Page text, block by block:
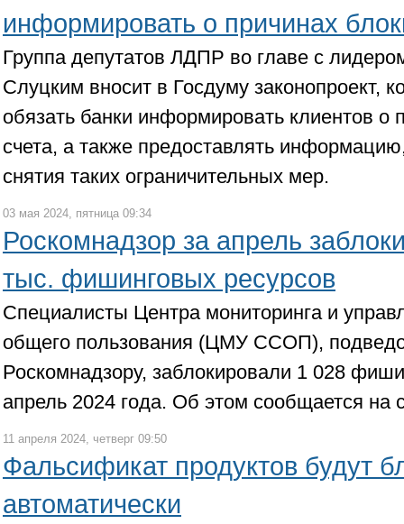
информировать о причинах
Группа депутатов ЛДПР во главе с
Слуцким вносит в Госдуму законопроект,
обязать банки информировать клиентов о
счета, а также предоставлять
снятия таких ограничительных мер.
03 мая 2024, пятница 09:34
Роскомнадзор за апрель
тыс. фишинговых ресурсов
Специалисты Центра мониторинга и
общего пользования (ЦМУ ССОП),
Роскомнадзору, заблокировали 1 028
апрель 2024 года. Об этом сообщается на
11 апреля 2024, четверг 09:50
Фальсификат продуктов будут
автоматически